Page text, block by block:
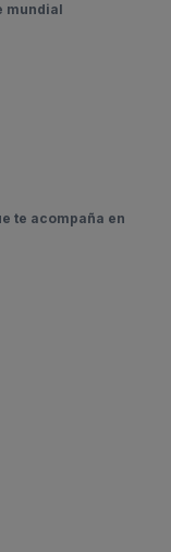
mundial
te acompaña en